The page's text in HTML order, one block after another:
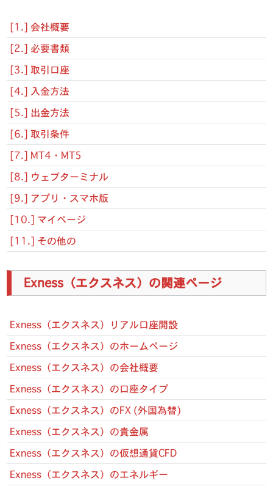
[1.] 会社概要
[2.] 必要書類
[3.] 取引口座
[4.] 入金方法
[5.] 出金方法
[6.] 取引条件
[7.] MT4・MT5
[8.] ウェブターミナル
[9.] アプリ・スマホ版
[10.] マイページ
[11.] その他の
Exness（エクスネス）の関連ページ
Exness（エクスネス）リアル口座開設
Exness（エクスネス）のホームページ
Exness（エクスネス）の会社概要
Exness（エクスネス）の口座タイプ
Exness（エクスネス）のFX (外国為替)
Exness（エクスネス）の貴金属
Exness（エクスネス）の仮想通貨CFD
Exness（エクスネス）のエネルギー